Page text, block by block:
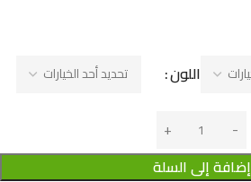
اللون
إضافة إلى السلة